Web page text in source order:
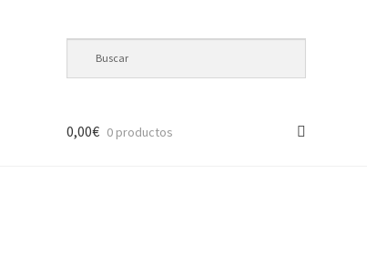
0,00€ 0 productos